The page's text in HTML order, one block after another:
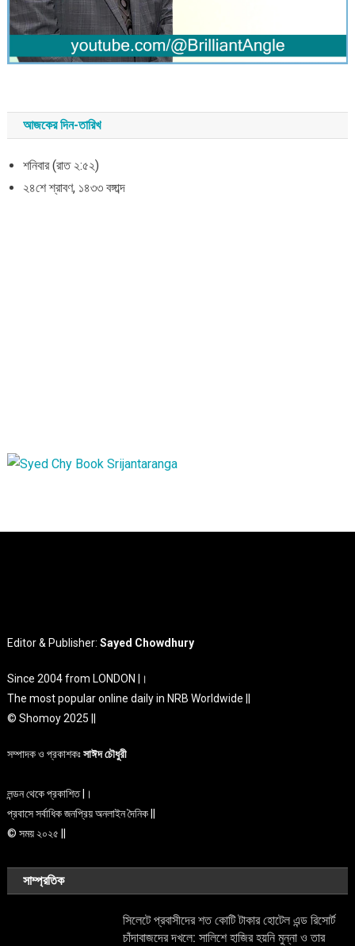
আজকের দিন-তারিখ
শনিবার (রাত ২:৫২)
২৪শে শ্রাবণ, ১৪৩৩ বঙ্গাব্দ
Editor & Publisher:Sayed Chowdhury
Since 2004 from LONDON |।
The most popular online daily in NRB Worldwide ||
© Shomoy 2025 ||
সম্পাদক ও প্রকাশকঃসাঈদ চৌধুরী
লন্ডন থেকে প্রকাশিত |।
প্রবাসে সর্বাধিক জনপ্রিয় অনলাইন দৈনিক ||
© সময় ২০২৫ ||
সাম্প্রতিক
সিলেটে প্রবাসীদের শত কোটি টাকার হোটেল এন্ড রিসোর্ট
চাঁদাবাজদের দখলে: সালিশে হাজির হয়নি মুন্না ও তার